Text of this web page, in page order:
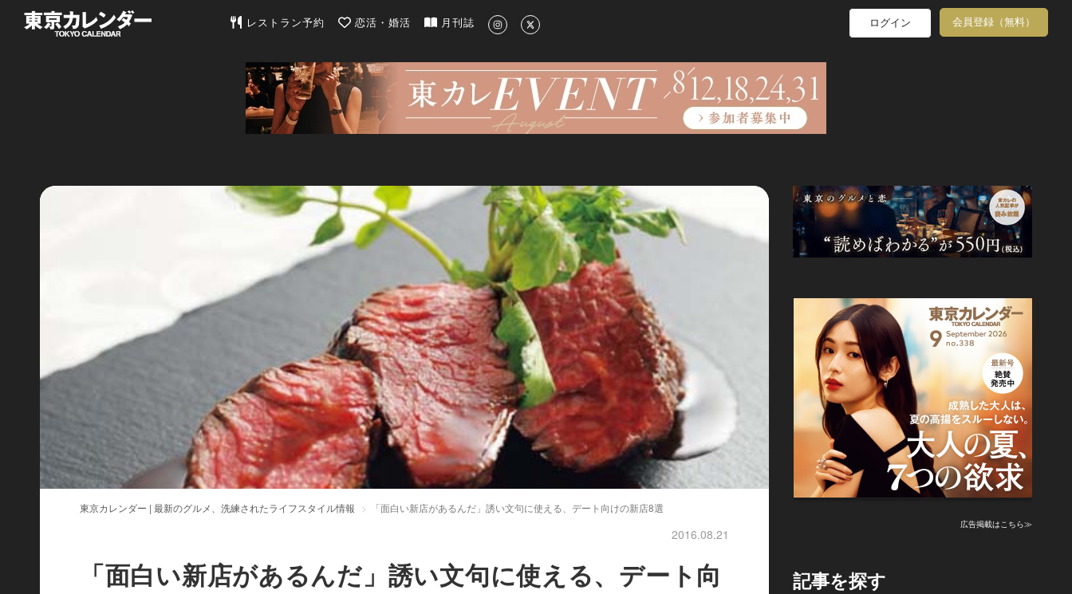
東京カレンダー | 最新のグルメ、洗練されたライフスタイル情報
レストラン予約 恋活・婚活 月刊誌 ログイン 会員登録（無料）
東京カレンダー | 最新のグルメ、洗練されたライフスタイル情報 「面白い新店があるんだ」誘い文句に使える、デート向けの新店8選
2016.08.21
「面白い新店があるんだ」誘い文句に使える、デート向
広告掲載はこちら≫
記事を探す